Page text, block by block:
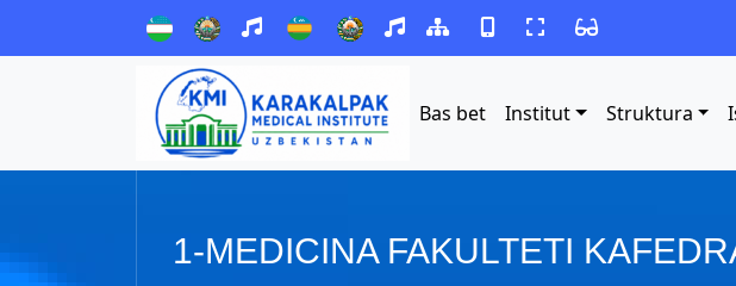
Bas bet Institut Struktura
1-MEDICINA FAKULTETI